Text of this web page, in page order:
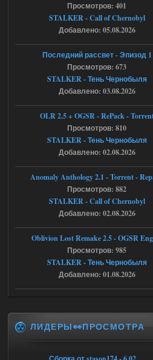
Игра для сталкера 21-очко
ruslanpyrusov
как изменить макс сумму
ставки в файлах чтобы
ставить больше 1 к
Ответить
05.08.2026
Тайна Зоны - Remaster 2026
Stalker-Mods-Clan-su
Доступно только для пользователей
05.08.2026
Тайна Зоны - Remaster 2026
патч я установил после
установки мода, да, ладно,
наверное вы правы придется ожидать
Stalker-Mods-Clan-su
Просмотров: 401
STALKER - Call of Chernobyl
Добавлено: 05.08.2026
Последний рассвет - Эпизод 1
Просмотров: 673
STALKER - Тень Чернобыля
Добавлено: 03.08.2026
OLR 2.5 + OGSR - RePack -
Просмотров: 810
STALKER - Тень Чернобыля
Добавлено: 02.08.2026
Anomaly Anthology 2.1 - Torrent -
Просмотров: 882
STALKER - Call of Chernobyl
Добавлено: 02.08.2026
Oblivion Lost Remake 2.5 - OGSR
Просмотров: 985
STALKER - Тень Чернобыля
Добавлено: 01.08.2026
ЛИДЕРЫ👀ПРОСМОТРА